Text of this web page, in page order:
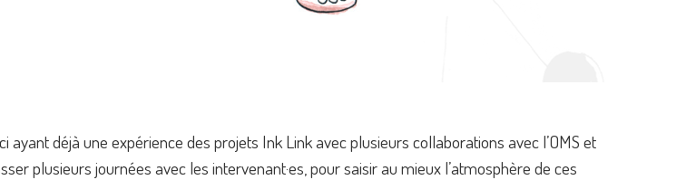
déjà une expérience des projets Ink Link avec plusieurs collaborations avec l’OMS et
plusieurs journées avec les intervenant·es, pour saisir au mieux l’atmosphère de ces